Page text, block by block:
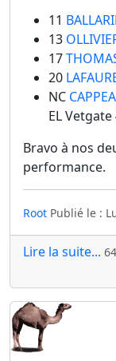
11
13
17
20
NC
EL Vetgate
Bravo à nos
performance.
Root Publié le :
Lire la suite...